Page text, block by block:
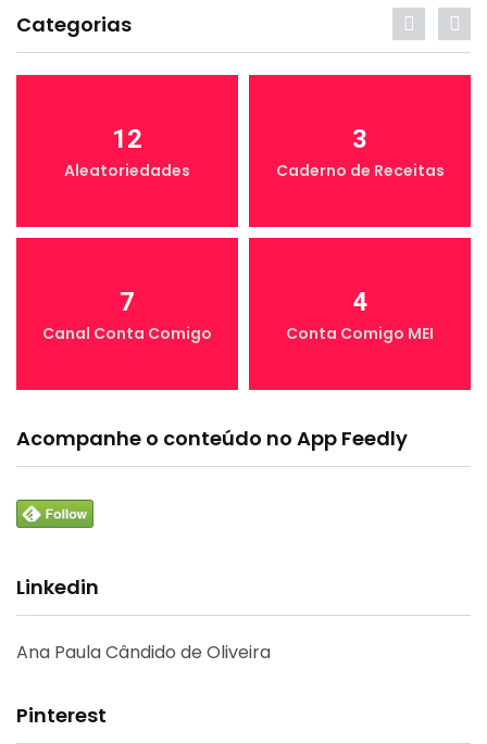
Categorias
12
Aleatoriedades
3
Caderno de Receitas
7
Canal Conta Comigo
4
Conta Comigo MEI
Acompanhe o conteúdo no App Feedly
Linkedin
Ana Paula Cândido de Oliveira
Pinterest